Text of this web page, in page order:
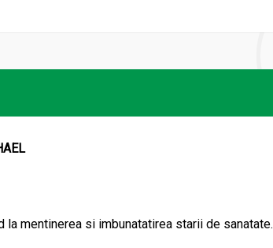
mentinerea si imbunatatirea starii de sanatate.